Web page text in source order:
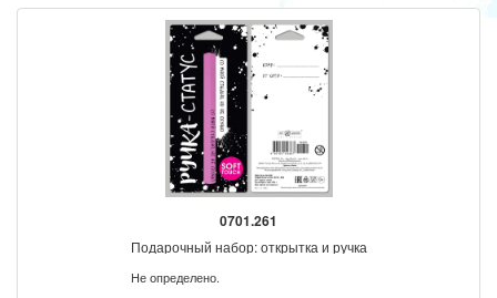
0701.261
Подарочный набор: открытка и ручка
Не определено.